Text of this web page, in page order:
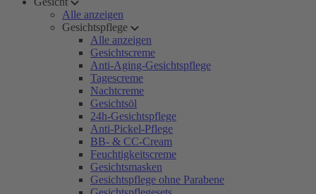
Alle anzeigen
Gesichtspflege
Alle anzeigen
Gesichtscreme
Anti-Aging-Gesichtspflege
Tagescreme
Nachtcreme
Gesichtsöl
24h-Gesichtspflege
Anti-Pickel-Pflege
BB- & CC-Cream
Feuchtigkeitscreme
Gesichtsmasken
Gesichtspflege ohne Parabene